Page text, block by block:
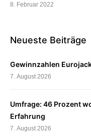
8. Februar 2022
Neueste Beiträge
Gewinnzahlen
7. August 2026
Umfrage: 46 Prozent
Erfahrung
7. August 2026